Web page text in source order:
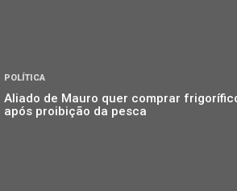
POLÍTICA
Aliado de Mauro quer comprar
após proibição da pesca